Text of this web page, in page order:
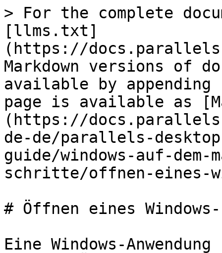
> For the complete
[llms.txt]
(https://
Markdown versions of
available by
page is available as
(https://
de-de/parallels-
guide/windows-auf-dem-
schritte/offnen-eines-
# Öffnen eines Windows-
Eine Windows-